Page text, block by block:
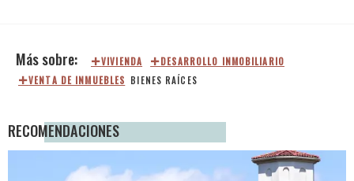
VIVIENDA
DESARROLLO INMOBILIARIO
VENTA DE INMUEBLES BIENES RAÍCES
RECOMENDACIONES